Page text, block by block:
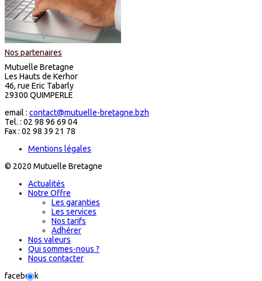
Nos partenaires
Mutuelle Bretagne
Les Hauts de Kerhor
46, rue Eric Tabarly
29300 QUIMPERLE
email : contact@mutuelle-bretagne.bzh
Tel. : 02 98 96 69 04
Fax : 02 98 39 21 78
Mentions légales
© 2020 Mutuelle Bretagne
Actualités
Notre Offre
Les garanties
Les services
Nos tarifs
Adhérer
Nos valeurs
Qui sommes-nous ?
Nous contacter
facebook